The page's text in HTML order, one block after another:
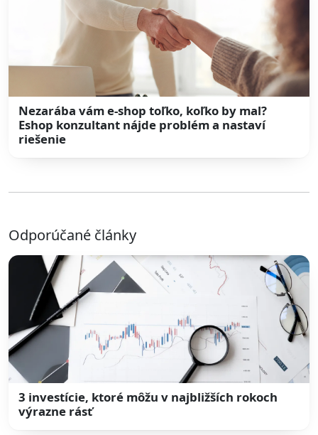
Nezarába vám e-shop toľko, koľko by mal?
Eshop konzultant nájde problém a nastaví
riešenie
Odporúčané články
3 investície, ktoré môžu v najbližších rokoch
výrazne rásť